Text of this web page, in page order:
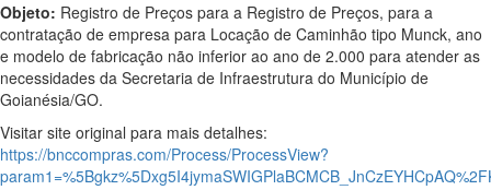
Objeto: Registro de Preços para a Registro de Preços, para a
contratação de empresa para Locação de Caminhão tipo Munck, ano
e modelo de fabricação não inferior ao ano de 2.000 para atender as
necessidades da Secretaria de Infraestrutura do Município de
Goianésia/GO.
Visitar site original para mais detalhes:
https://bnccompras.com/Process/ProcessView?